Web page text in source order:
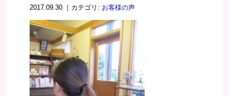
2017.09.30 ｜カテゴリ: お客様の声